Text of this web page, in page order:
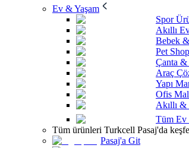
Ev & Yaşam
Spor
Akıllı
Bebek
Pet Shop
Çanta
Araç
Yapı
Ofis
Akıllı
Tüm Ev
Tüm ürünleri Turkcell Pasaj'da
Pasaj'a Git